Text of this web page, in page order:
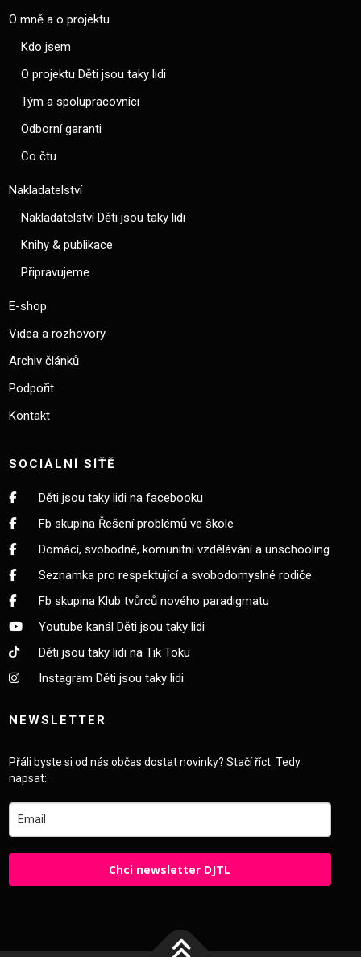
O mně a o projektu
Kdo jsem
O projektu Děti jsou taky lidi
Tým a spolupracovníci
Odborní garanti
Co čtu
Nakladatelství
Nakladatelství Děti jsou taky lidi
Knihy & publikace
Připravujeme
E-shop
Videa a rozhovory
Archiv článků
Podpořit
Kontakt
SOCIÁLNÍ SÍŤĚ
Děti jsou taky lidi na facebooku
Fb skupina Řešení problémů ve škole
Domácí, svobodné, komunitní vzdělávání a unschooling
Seznamka pro respektující a svobodomyslné rodiče
Fb skupina Klub tvůrců nového paradigmatu
Youtube kanál Děti jsou taky lidi
Děti jsou taky lidi na Tik Toku
Instagram Děti jsou taky lidi
NEWSLETTER
Přáli byste si od nás občas dostat novinky? Stačí říct. Tedy
napsat:
Chci newsletter DJTL